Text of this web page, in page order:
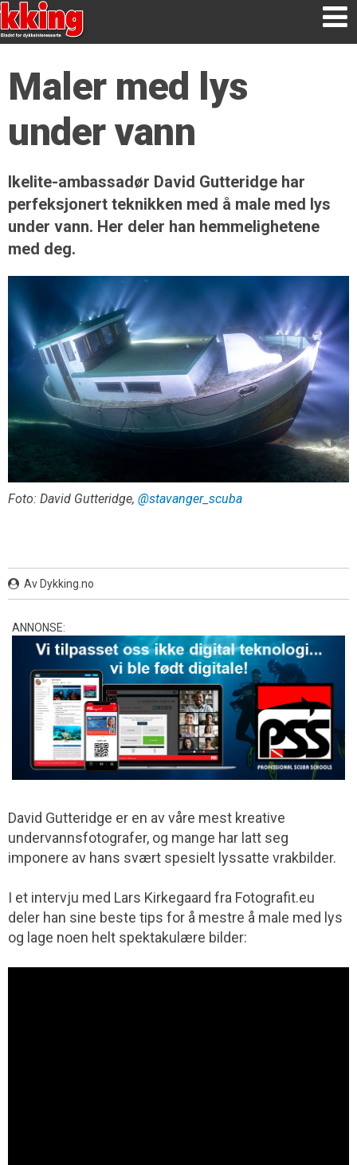
Maler med lys
under vann
Ikelite-ambassadør David Gutteridge har
perfeksjonert teknikken med å male med lys
under vann. Her deler han hemmelighetene
med deg.
Foto: David Gutteridge, @stavanger_scuba
Av Dykking.no
ANNONSE:
David Gutteridge er en av våre mest kreative
undervannsfotografer, og mange har latt seg
imponere av hans svært spesielt lyssatte vrakbilder.
I et intervju med Lars Kirkegaard fra Fotografit.eu
deler han sine beste tips for å mestre å male med lys
og lage noen helt spektakulære bilder: